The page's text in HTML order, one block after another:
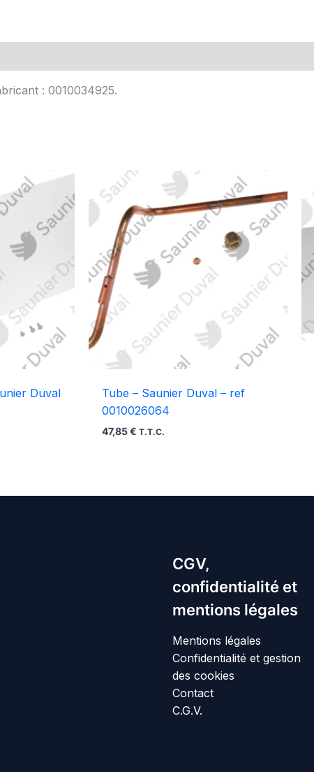
: 0010034925.
Duval
Tube – Saunier Duval – ref
0010026064
47,85€ T.T.C.
CGV,
confidentialité et
mentions légales
Mentions légales
Confidentialité et gestion
des cookies
Contact
C.G.V.